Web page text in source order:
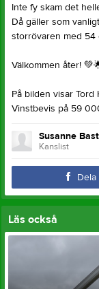
Inte fy skam det
Då gäller som
storrövaren med 54
Välkommen åter!
På bilden visar
Vinstbevis på 59
Susanne
Kanslist
Dela
Läs också